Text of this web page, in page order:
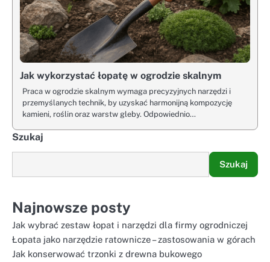
Jak wykorzystać łopatę w ogrodzie skalnym
Praca w ogrodzie skalnym wymaga precyzyjnych narzędzi i
przemyślanych technik, by uzyskać harmonijną kompozycję
kamieni, roślin oraz warstw gleby. Odpowiednio…
Szukaj
Szukaj
Najnowsze posty
Jak wybrać zestaw łopat i narzędzi dla firmy ogrodniczej
Łopata jako narzędzie ratownicze – zastosowania w górach
Jak konserwować trzonki z drewna bukowego